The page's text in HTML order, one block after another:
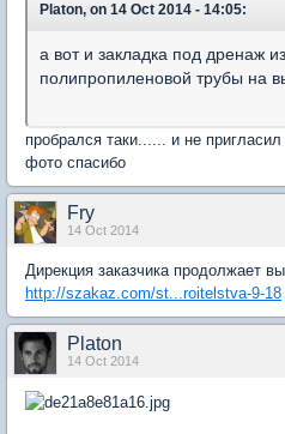
Platon, on 14 Oct 2014 - 14:05:
а вот и закладка под дренаж
полипропиленовой трубы на
пробрался таки...... и не
фото спасибо
Fry
14 Oct 2014
Дирекция заказчика продолжает
http://szakaz.com/st...roitelstva-9-18
Platon
14 Oct 2014